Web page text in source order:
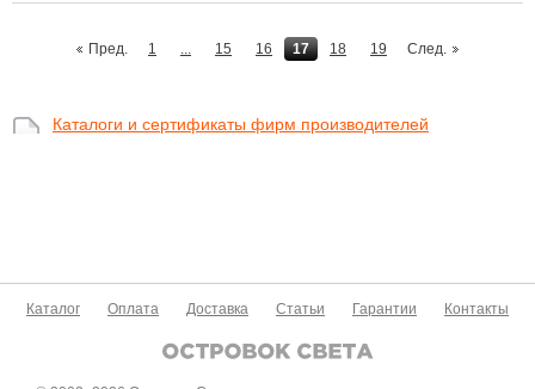
Пред. 1 ... 15 16 17 18 19 След.
Каталоги и сертификаты фирм производителей
Каталог Оплата Доставка Статьи Гарантии Контакты